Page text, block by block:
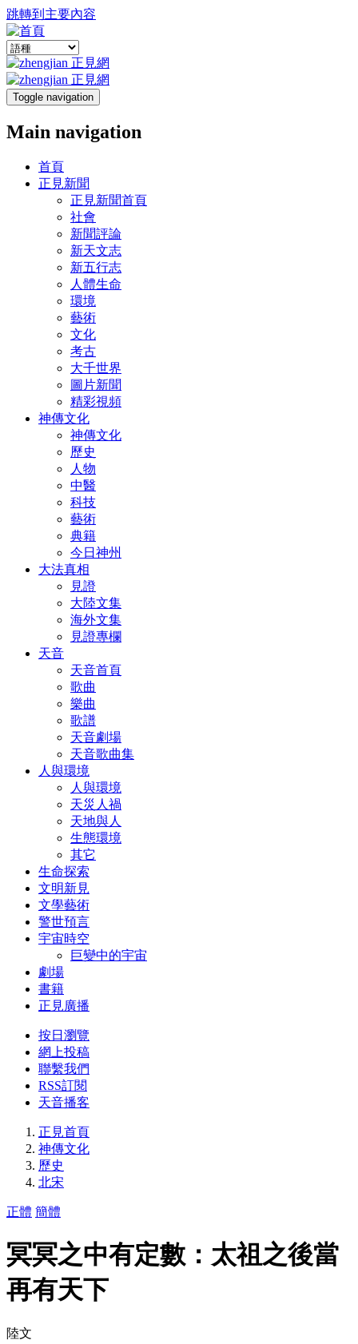
跳轉到主要內容
Toggle navigation
Main navigation
首頁
正見新聞
正見新聞首頁
社會
新聞評論
新天文志
新五行志
人體生命
環境
藝術
文化
考古
大千世界
圖片新聞
精彩視頻
神傳文化
神傳文化
歷史
人物
中醫
科技
藝術
典籍
今日神州
大法真相
見證
大陸文集
海外文集
見證專欄
天音
天音首頁
歌曲
樂曲
歌譜
天音劇場
天音歌曲集
人與環境
人與環境
天災人禍
天地與人
生態環境
其它
生命探索
文明新見
文學藝術
警世預言
宇宙時空
巨變中的宇宙
劇場
書籍
正見廣播
按日瀏覽
網上投稿
聯繫我們
RSS訂閱
天音播客
正見首頁
神傳文化
歷史
北宋
正體 簡體
冥冥之中有定數：太祖之後當
再有天下
陸文